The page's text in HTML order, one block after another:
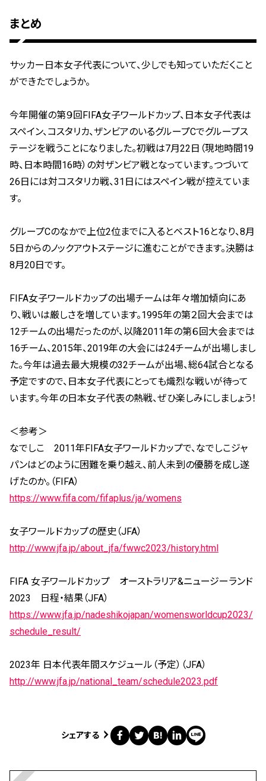
まとめ
サッカー日本女子代表について、少しでも知っていただくこと
ができたでしょうか。
今年開催の第９回FIFA女子ワールドカップ、日本女子代表は
スペイン、コスタリカ、ザンビアのいるグループCでグループス
テージを戦うことになりました。初戦は7月22日（現地時間19
時、日本時間16時）の対ザンビア戦となっています。つづいて
26日には対コスタリカ戦、31日にはスペイン戦が控えていま
す。
グループCのなかで上位2位までに入るとベスト16となり、8月
5日からのノックアウトステージに進むことができます。決勝は
8月20日です。
FIFA女子ワールドカップの出場チームは年々増加傾向にあ
り、戦いは厳しさを増しています。1995年の第２回大会までは
12チームの出場だったのが、以降2011年の第６回大会までは
16チーム、2015年、2019年の大会には24チームが出場しまし
た。今年は過去最大規模の32チームが出場、総64試合となる
予定ですので、日本女子代表にとっても熾烈な戦いが待って
います。今年の日本女子代表の熱戦、ぜひ楽しみにしましょう！
＜参考＞
なでしこ 2011年FIFA女子ワールドカップで、なでしこジャ
パンはどのように困難を乗り越え、前人未到の優勝を成し遂
げたのか。（FIFA）
https://www.fifa.com/fifaplus/ja/womens
女子ワールドカップの歴史（JFA）
http://www.jfa.jp/about_jfa/fwwc2023/history.html
FIFA 女子ワールドカップ オーストラリア&ニュージーランド
2023 日程・結果（JFA）
https://www.jfa.jp/nadeshikojapan/womensworldcup2023/
schedule_result/
2023年 日本代表年間スケジュール（予定）（JFA）
http://www.jfa.jp/national_team/schedule2023.pdf
シェアする